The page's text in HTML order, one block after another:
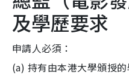
及學歷要求
申請人必須：
(a) 持有由本港大學頒授